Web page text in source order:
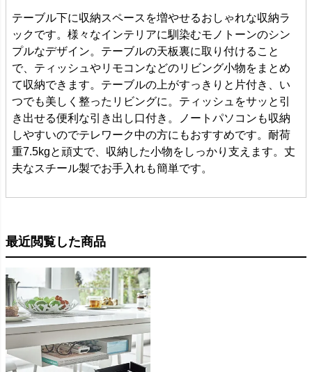
テーブル下に収納スペースを増やせるおしゃれな収納ラ
ックです。様々なインテリアに馴染むモノトーンのシン
プルなデザイン。テーブルの天板裏に取り付けること
で、ティッシュやリモコンなどのリビング小物をまとめ
て収納できます。テーブルの上がすっきりと片付き、い
つでも美しく整ったリビングに。ティッシュをサッと引
き出せる便利な引き出し口付き。ノートパソコンも収納
しやすいのでテレワーク中の方にもおすすめです。耐荷
重7.5kgと頑丈で、収納した小物をしっかり支えます。丈
夫なスチール製でお手入れも簡単です。
最近閲覧した商品